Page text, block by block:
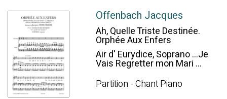
Offenbach Jacques
Ah, Quelle Triste Destinée.
Orphée Aux Enfers
Air d' Eurydice, Soprano ...Je
Vais Regretter mon Mari ...
Partition - Chant Piano